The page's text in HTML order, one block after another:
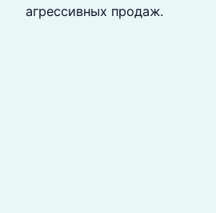
агрессивных продаж.